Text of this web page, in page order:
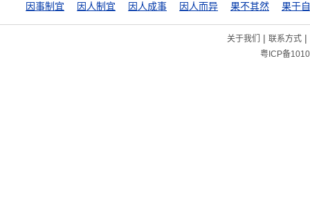
因事制宜
因人制宜 因人成事 因人而异 果不其然 果于
关于我们 | 联系方式|
粤ICP备